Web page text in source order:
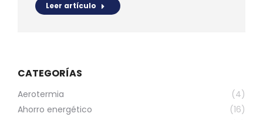
Leer artículo
CATEGORÍAS
Aerotermia
(4)
Ahorro energético
(16)